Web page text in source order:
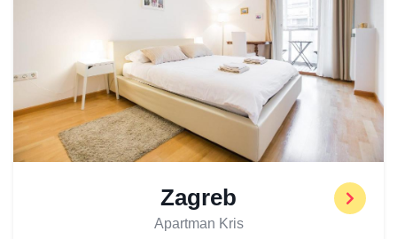
Zagreb
Apartman Kris